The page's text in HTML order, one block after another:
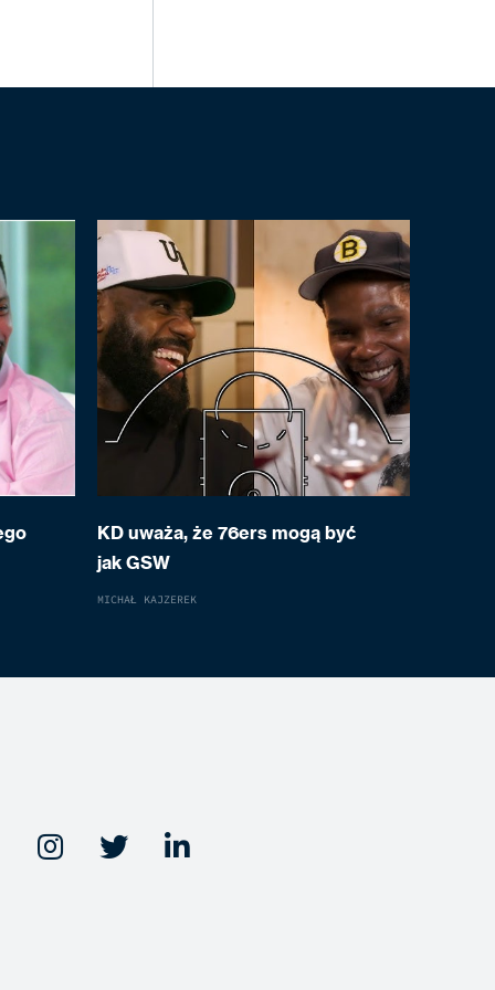
KD uważa, że 76ers mogą być
jak GSW
MICHAŁ KAJZEREK
  